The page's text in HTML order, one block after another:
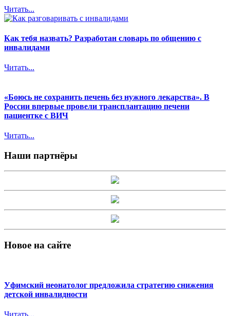
Читать...
Как тебя назвать? Разработан словарь по общению с
инвалидами
Читать...
«Боюсь не сохранить печень без нужного лекарства». В
России впервые провели трансплантацию печени
пациентке с ВИЧ
Читать...
Наши партнёры
Новое на сайте
Уфимский неонатолог предложила стратегию снижения
детской инвалидности